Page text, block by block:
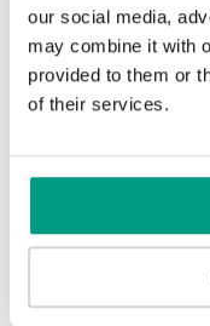
our social media,
may combine it with
provided to them or
of their services.
c. žiadosť o
údajov;
d. odvolanie súhlasu,
e. prenosnosť údajov;
f. vymazanie údajov,
h. namietať proti
oprávnených
aktivít priameho